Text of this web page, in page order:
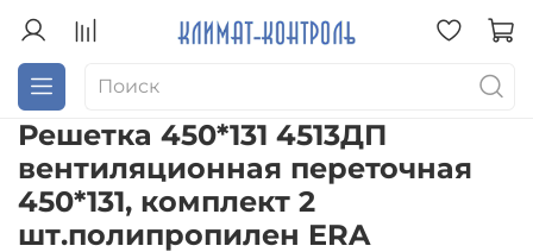
Решетка 450*131 4513ДП
вентиляционная переточная
450*131, комплект 2
шт.полипропилен ERA